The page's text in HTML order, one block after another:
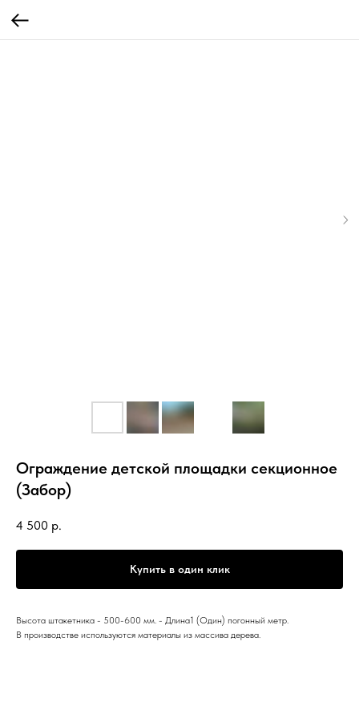
Ограждение детской площадки секционное
(Забор)
4 500 р.
Купить в один клик
Высота штакетника - 500-600 мм. - Длина1 (Один) погонный метр.
В производстве используются материалы из массива дерева.